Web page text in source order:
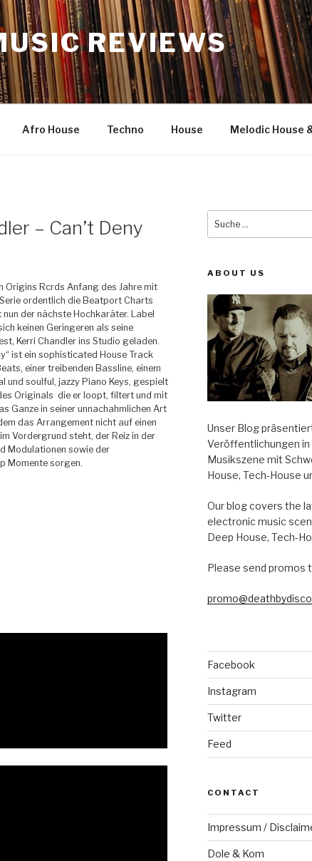
REVIEWS
Afro House Techno House Melodic House
– Can’t Deny
Origins Rcrds Anfang des Jahre mit
ordentlich die Beatport Charts
der nächste Hochkaräter. Label
keinen Geringeren als seine
Kerri Chandler ins Studio geladen.
ist ein sophisticated House Track
einer treibenden Bassline, einem
und soulful, jazzy Piano Keys, gespielt
Originals die er loopt, filtert und mit
Ganze in seiner unnachahmlichen Art
das Arrangement nicht auf einen
Vordergrund steht, der Reiz in der
Modulationen sowie der
Momente sorgen.
Suche
ABOUT US
Unser Blog
Veröffentlichungen
Musikszene mit
House, Tech-House
Our blog covers the
electronic music
Deep House, Tech-
Please send promos
Facebook
Instagram
Twitter
Feed
CONTACT
Impressum /
Dole & Kom